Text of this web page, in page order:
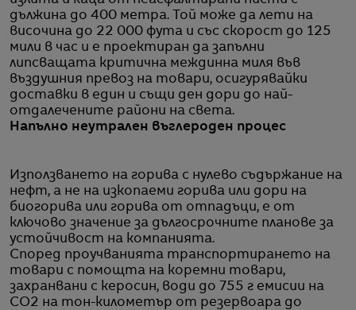
дължина до 400 метра. Той може да лети на
височина до 22 000 фута и със скорост до 125
мили в час и е проектиран да запълни
липсващата критична междинна миля във
въздушния превоз на товари, осигурявайки
доставки в един и същи ден дори до най-
отдалечените райони на света.
Напълно неутрален въглероден процес
Използването на горива с нулево съдържание на
нефт, а не на изкопаеми горива или дори на
биогорива или горива от отпадъци, е от
ключово значение за дългосрочните планове за
устойчивост на компанията.
Според проучванията транспортирането на
товари с помощта на коремни товари,
захранвани с керосин, води до 755 г емисии на
CO2 на тон-километър от резервоара до